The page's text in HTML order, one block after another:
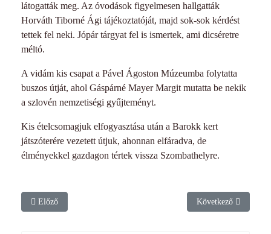
látogatták meg. Az óvodások figyelmesen hallgatták
Horváth Tiborné Ági tájékoztatóját, majd sok-sok kérdést
tettek fel neki. Jópár tárgyat fel is ismertek, ami dicséretre
méltó.
A vidám kis csapat a Pável Ágoston Múzeumba folytatta
buszos útját, ahol Gáspárné Mayer Margit mutatta be nekik
a szlovén nemzetiségi gyűjteményt.
Kis ételcsomagjuk elfogyasztása után a Barokk kert
játszóterére vezetett útjuk, ahonnan elfáradva, de
élményekkel gazdagon tértek vissza Szombathelyre.
Előző cikk: Nyugdíjas biciklisek a Tájházban
Előző Következő cikk: Új
Következő